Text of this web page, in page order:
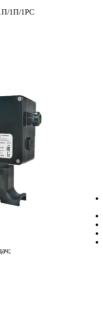
1П/1РС